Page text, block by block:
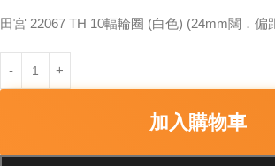
田宮 22067 TH 10輻輪圈 (白色) (24mm闊．偏
加入購物車